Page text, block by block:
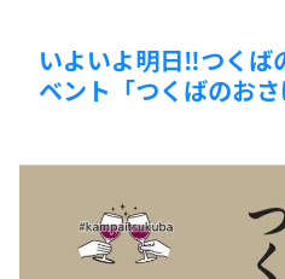
いよいよ明日‼️つくば
ベント「つくばのおさ